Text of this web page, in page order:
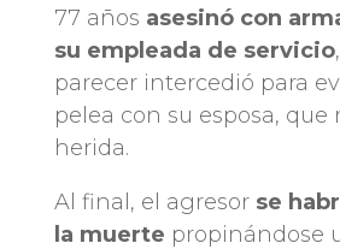
77 años asesinó con
su empleada de servicio
parecer intercedió para
pelea con su esposa, que
herida.
Al final, el agresor se
la muerte propinándose